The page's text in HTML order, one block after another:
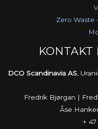
Zero Waste
KONTAKT
DCO Scandinavia AS ,
Fredrik Bjørgan |
Åse
+